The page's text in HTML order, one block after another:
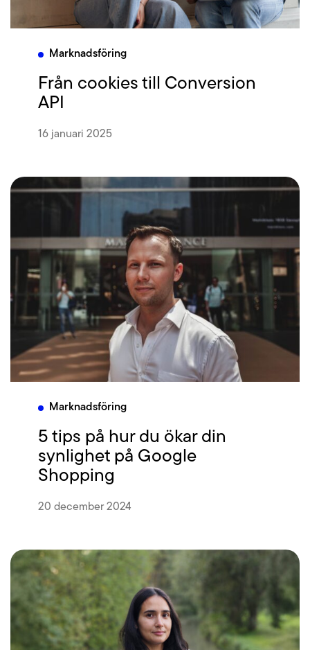
Marknadsföring
Från cookies till Conversion
API
16 januari 2025
Marknadsföring
5 tips på hur du ökar din
synlighet på Google
Shopping
20 december 2024